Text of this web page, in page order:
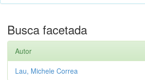
Busca facetada
Autor
Lau, Michele Correa